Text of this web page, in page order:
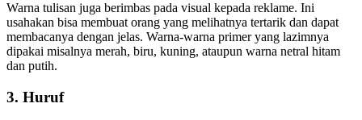
Warna tulisan juga berimbas pada visual kepada reklame. Ini
usahakan bisa membuat orang yang melihatnya tertarik dan dapat
membacanya dengan jelas. Warna-warna primer yang lazimnya
dipakai misalnya merah, biru, kuning, ataupun warna netral hitam
dan putih.
3. Huruf